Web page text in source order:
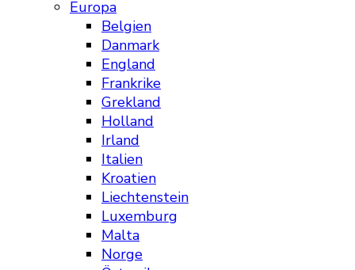
Europa
Belgien
Danmark
England
Frankrike
Grekland
Holland
Irland
Italien
Kroatien
Liechtenstein
Luxemburg
Malta
Norge